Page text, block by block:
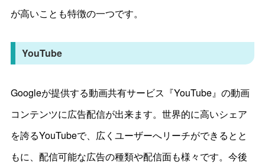
が高いことも特徴の一つです。
YouTube
Googleが提供する動画共有サービス『YouTube』の動画
コンテンツに広告配信が出来ます。世界的に高いシェア
を誇るYouTubeで、広くユーザーへリーチができるとと
もに、配信可能な広告の種類や配信面も様々です。今後